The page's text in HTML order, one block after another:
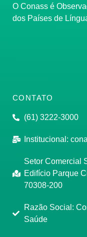
O Conass é Observador Consultivo da Comunidade
dos Países de
CONTATO
(61) 3222-3000
Institucional:
Setor Comercial
Edifício Parque
70308-200
Razão Social:
Saúde